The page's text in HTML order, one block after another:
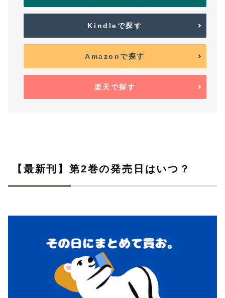
Kindleで探す
Amazonで探す
楽天で探す
【最新刊】第2巻の発売日はいつ？